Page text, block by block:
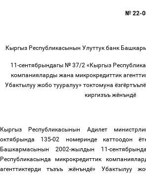
№ 22-
Кыргыз Республикасынын Улуттук банк
11-сентябрындагы № 37/2 «Кыргыз
компанияларды жана микрокредиттик
Убактылуу жобо тууралуу» токтомуна
киргизъъ жёнъндё
Кыргыз Республикасынын Адилет
октябрында 135-02 номеринде каттоодон
Башкармасынын 2002-жылдын 11-
Республикасында микрокредиттик
агенттиктерди тъзъъ жёнъндё» Убактылуу